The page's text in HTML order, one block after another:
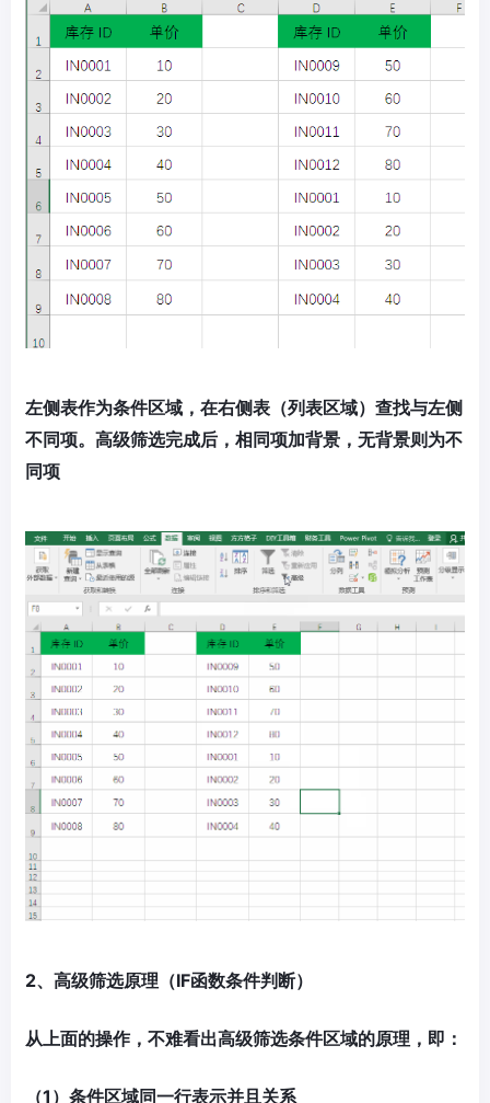
左侧表作为条件区域，在右侧表（列表区域）查找与左侧
不同项。高级筛选完成后，相同项加背景，无背景则为不
同项
2、高级筛选原理（IF函数条件判断）
从上面的操作，不难看出高级筛选条件区域的原理，即：
（1）条件区域同一行表示并且关系